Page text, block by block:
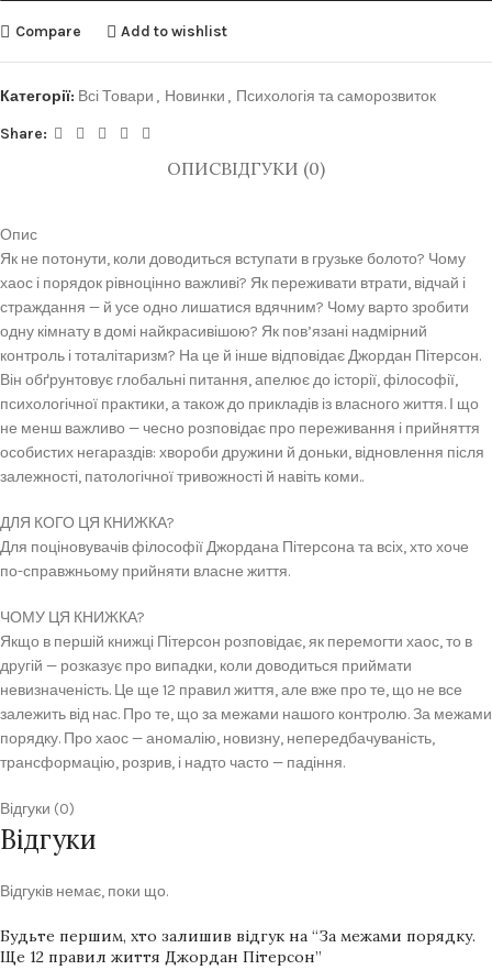
Compare Add to wishlist
Категорії: Всі Товари , Новинки , Психологія та саморозвиток
Share:
ОПИСВІДГУКИ (0)
Опис
Як не потонути, коли доводиться вступати в грузьке болото? Чому
хаос і порядок рівноцінно важливі? Як переживати втрати, відчай і
страждання — й усе одно лишатися вдячним? Чому варто зробити
одну кімнату в домі найкрасивішою? Як пов’язані надмірний
контроль і тоталітаризм? На це й інше відповідає Джордан Пітерсон.
Він обґрунтовує глобальні питання, апелює до історії, філософії,
психологічної практики, а також до прикладів із власного життя. І що
не менш важливо — чесно розповідає про переживання і прийняття
особистих негараздів: хвороби дружини й доньки, відновлення після
залежності, патологічної тривожності й навіть коми..
ДЛЯ КОГО ЦЯ КНИЖКА?
Для поціновувачів філософії Джордана Пітерсона та всіх, хто хоче
по-справжньому прийняти власне життя.
ЧОМУ ЦЯ КНИЖКА?
Якщо в першій книжці Пітерсон розповідає, як перемогти хаос, то в
другій — розказує про випадки, коли доводиться приймати
невизначеність. Це ще 12 правил життя, але вже про те, що не все
залежить від нас. Про те, що за межами нашого контролю. За межами
порядку. Про хаос — аномалію, новизну, непередбачуваність,
трансформацію, розрив, і надто часто — падіння.
Відгуки (0)
Відгуки
Відгуків немає, поки що.
Будьте першим, хто залишив відгук на “За межами порядку.
Ще 12 правил життя Джордан Пітерсон”